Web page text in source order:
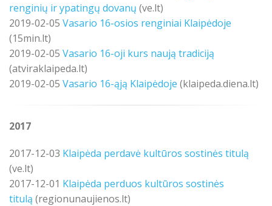
renginių ir ypatingų dovanų (ve.lt)
2019-02-05 Vasario 16-osios renginiai Klaipėdoje
(15min.lt)
2019-02-05 Vasario 16-oji kurs naują tradiciją
(atviraklaipeda.lt)
2019-02-05 Vasario 16-ąją Klaipėdoje (klaipeda.diena.lt)
2017
2017-12-03 Klaipėda perdavė kultūros sostinės titulą
(ve.lt)
2017-12-01 Klaipėda perduos kultūros sostinės
titulą (regionunaujienos.lt)